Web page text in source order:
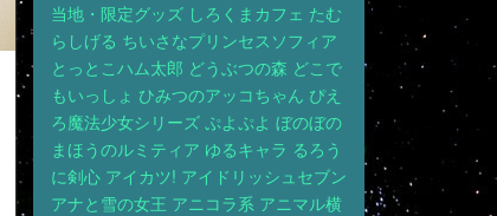
当地・限定グッズ しろくまカフェ たむ
らしげる ちいさなプリンセスソフィア
とっとこハム太郎 どうぶつの森 どこで
もいっしょ ひみつのアッコちゃん ぴえ
ろ魔法少女シリーズ ぷよぷよ ぼのぼの
まほうのルミティア ゆるキャラ るろう
に剣心 アイカツ! アイドリッシュセブン
アナと雪の女王 アニコラ系 アニマル横